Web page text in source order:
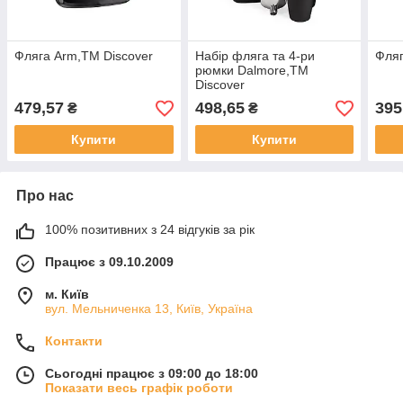
Фляга Arm,TM Discover
479,57 ₴
Купити
Набір фляга та 4-ри
рюмки Dalmore,TM
Discover
498,65₴
Купити
Про нас
100% позитивних з 24 відгуків за рік
Працює з 09.10.2009
м. Київ
вул. Мельниченка 13, Київ, Україна
Контакти
Сьогодні працює з 09:00 до 18:00
Показати весь графік роботи